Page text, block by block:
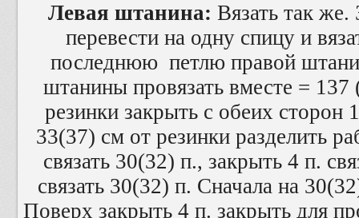
Левая штанина: Вязать так
перевести на одну спицу и
последнюю петлю правой
штанины провязать вместе =
резинки закрыть с обеих
33(37) см от резинки разделить
связать 30(32) п., закрыть 4 п.
связать 30(32) п. Сначала на
Поверх закрыть 4 п. закрыть для